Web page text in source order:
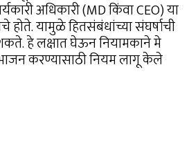
अधिकारी (MD किंवा CEO) या
यामुळे हितसंबंधांच्या संघर्षाची
शकते. हे लक्षात घेऊन नियामकाने मे
करण्यासाठी नियम लागू केले